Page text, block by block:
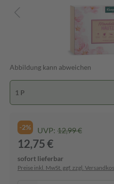
Abbildung kann abweichen
1 P
-2% UVP: 12,99 €
12,75 €
sofort lieferbar
Preise inkl. MwSt. ggf. zzgl.